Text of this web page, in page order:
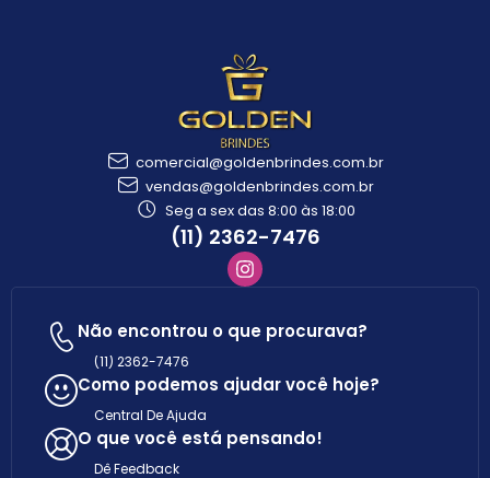
comercial@goldenbrindes.com.br
vendas@goldenbrindes.com.br
Seg a sex das 8:00 às 18:00
(11) 2362-7476
Não encontrou o que procurava?
(11) 2362-7476
Como podemos ajudar você hoje?
Central De Ajuda
O que você está pensando!
Dê Feedback